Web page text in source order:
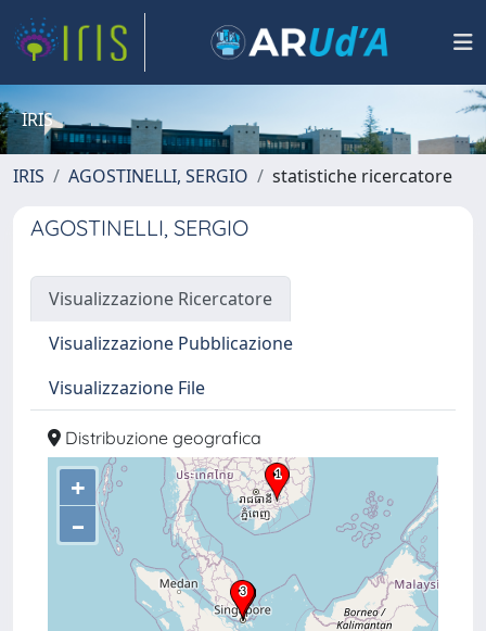
IRIS
IRIS AGOSTINELLI, SERGIO statistiche ricercatore
AGOSTINELLI, SERGIO
Visualizzazione Ricercatore
Visualizzazione Pubblicazione
Visualizzazione File
Distribuzione geografica
+
–